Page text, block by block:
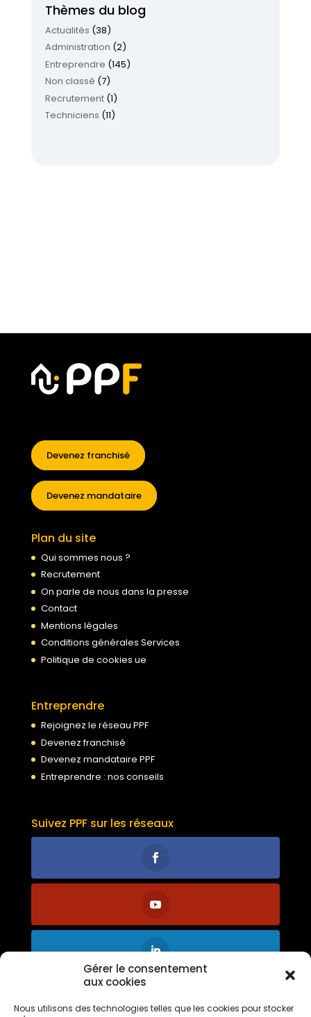
Gérer le consentement
aux cookies
Nous utilisons des technologies telles que les cookies pour stocker
Thèmes du blog
Actualités (38)
Administration (2)
Entreprendre (145)
Non classé (7)
Recrutement(1)
Techniciens (11)
Devenez franchisé
Devenez mandataire
Plan du site
Qui sommes nous ?
Recrutement
On parle de nous dans la presse
Contact
Mentions légales
Conditions générales Services
Politique de cookies ue
Entreprendre
Rejoignez le réseau PPF
Devenez franchisé
Devenez mandataire PPF
Entreprendre : nos conseils
Suivez PPF sur les réseaux